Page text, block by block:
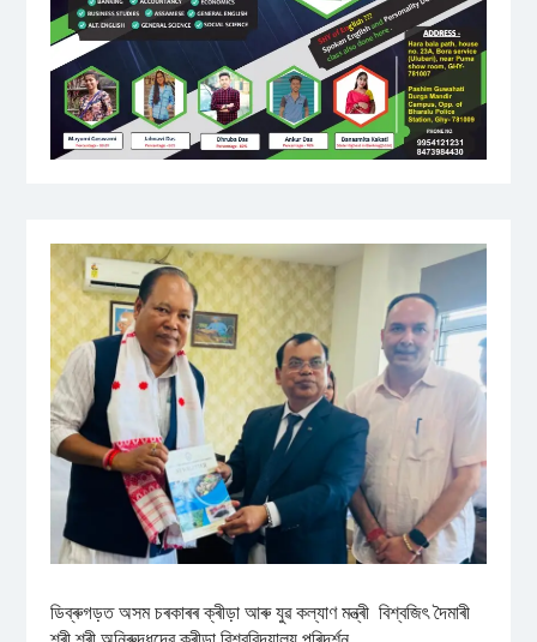
ডিব্ৰুগড়ত অসম চৰকাৰৰ ক্ৰীড়া আৰু যুৱ কল্যাণ মন্ত্ৰী বিশ্বজিৎ দৈমাৰী